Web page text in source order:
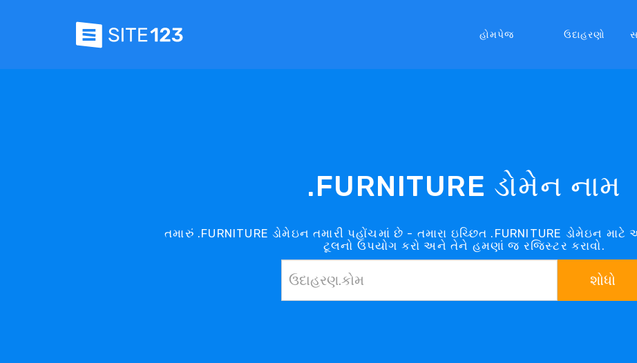
હોમપેજ ઉદાહરણો
.FURNITURE ડોમેન નામ
તમારું .FURNITURE ડોમેઇન તમારી પહોંચમાં છે - તમારા ઇચ્છિત .FURNITURE ડોમેઇન માટે
ટૂલનો ઉપયોગ કરો અને તેને હમણાં જ રજિસ્ટર કરાવો.
શોધો